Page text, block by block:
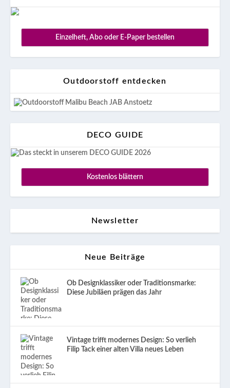
Einzelheft, Abo oder E-Paper bestellen
Outdoorstoff entdecken
DECO GUIDE
Kostenlos blättern
Newsletter
Neue Beiträge
Ob Designklassiker oder Traditionsmarke:
Diese Jubiläen prägen das Jahr
Vintage trifft modernes Design: So verlieh
Filip Tack einer alten Villa neues Leben